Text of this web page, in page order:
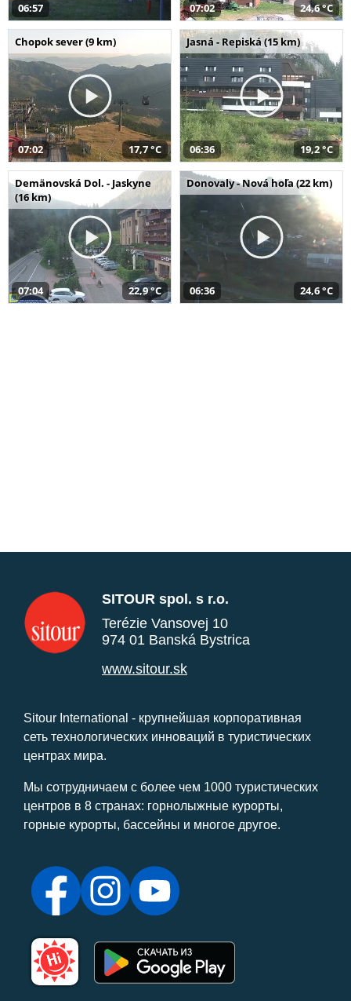
06:57 07:02 24,6 °C
Chopok sever (9 km)
07:02 17,7 °C
Jasná - Repiská (15 km)
06:36 19,2 °C
Demänovská Dol. - Jaskyne
(16 km)
07:04 22,9 °C
Donovaly - Nová hoľa (22 km)
06:36 24,6 °C
SITOUR spol. s r.o.
Terézie Vansovej 10
974 01 Banská Bystrica
www.sitour.sk
Sitour International - крупнейшая корпоративная
сеть технологических инноваций в туристических
центрах мира.
Мы сотрудничаем с более чем 1000 туристических
центров в 8 странах: горнолыжные курорты,
горные курорты, бассейны и многое другое.